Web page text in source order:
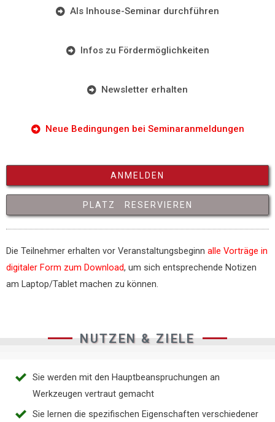
Als Inhouse-Seminar durchführen
Infos zu Fördermöglichkeiten
Newsletter erhalten
Neue Bedingungen bei Seminaranmeldungen
ANMELDEN
PLATZ RESERVIEREN
Die Teilnehmer erhalten vor Veranstaltungsbeginn alle Vorträge in
digitaler Form zum Download, um sich entsprechende Notizen
am Laptop/Tablet machen zu können.
NUTZEN & ZIELE
Sie werden mit den Hauptbeanspruchungen an
Werkzeugen vertraut gemacht
Sie lernen die spezifischen Eigenschaften verschiedener